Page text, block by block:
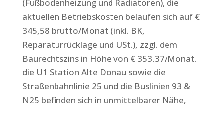
(Fußbodenheizung und Radiatoren), die
aktuellen Betriebskosten belaufen sich auf €
345,58 brutto/Monat (inkl. BK,
Reparaturrücklage und USt.), zzgl. dem
Baurechtszins in Höhe von € 353,37/Monat,
die U1 Station Alte Donau sowie die
Straßenbahnlinie 25 und die Buslinien 93 &
N25 befinden sich in unmittelbarer Nähe,